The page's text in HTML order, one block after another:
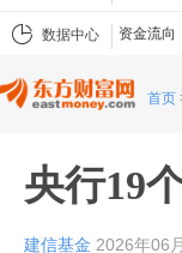
数据中心 资金流向
首页
央行19
建信基金 2026年06